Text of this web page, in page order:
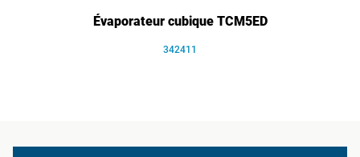
Évaporateur cubique TCM5ED
342411